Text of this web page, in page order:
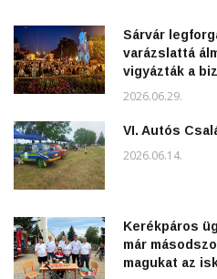
Sárvár
varázslattá
vigyázták a
2026.06.29.
VI. Autós
2026.06.14.
Kerékpáros
már
magukat az